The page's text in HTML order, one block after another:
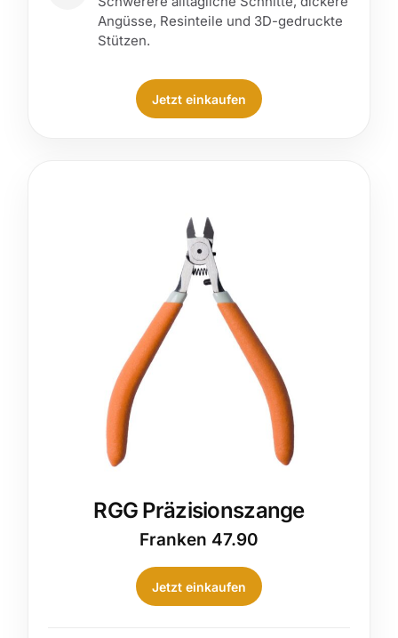
Angüsse, Resinteile und 3D-gedruckte
Stützen.
Jetzt einkaufen
RGG Präzisionszange
Franken 47.90
Jetzt einkaufen